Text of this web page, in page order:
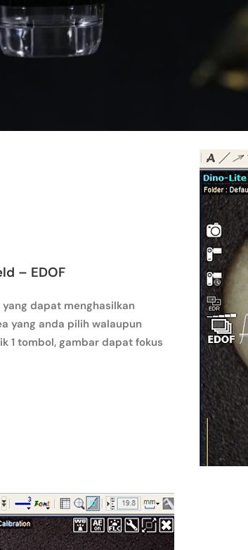
– EDOF
dapat menghasilkan
yang anda pilih walaupun
1 tombol, gambar dapat fokus